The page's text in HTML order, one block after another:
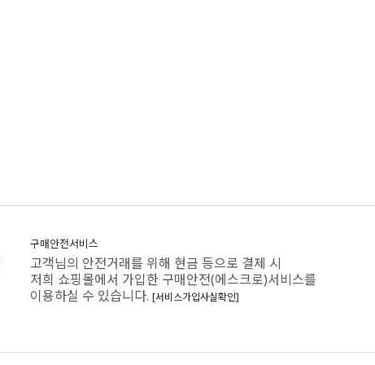
구매안전서비스
고객님의 안전거래를 위해 현금 등으로 결제 시
저희 쇼핑몰에서 가입한 구매안전(에스크로)서비스를
이용하실 수 있습니다. [서비스가입사실확인]